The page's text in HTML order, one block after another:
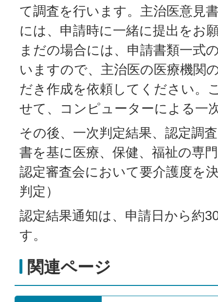
て調査を行います。主治医意見
には、申請時に一緒に提出をお
まだの場合には、申請書類一式
いますので、主治医の医療機関
だき作成を依頼してください。
せて、コンピューターによる一
その後、一次判定結果、認定調
書を基に医療、保健、福祉の専
認定審査会において要介護度を
判定）
認定結果通知は、申請日から約
す。
関連ページ